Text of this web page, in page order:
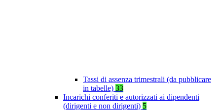
Tassi di assenza trimestrali (da pubblicare
in tabelle) 33
Incarichi conferiti e autorizzati ai dipendenti
(dirigenti e non dirigenti) 5